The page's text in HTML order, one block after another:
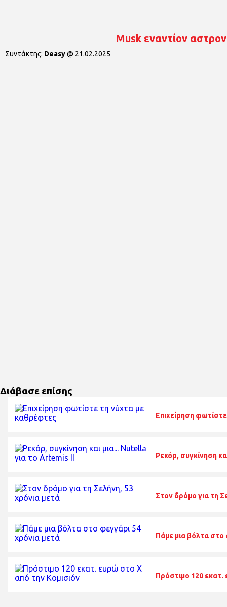
Musk εναντίον
Συντάκτης: Deasy@ 21.02.2025
Διάβασε επίσης
Επιχείρηση
Ρεκόρ, συγκίνηση
Στον δρόμο για τη
Πάμε μια βόλτα στο
Πρόστιμο 120 εκατ.